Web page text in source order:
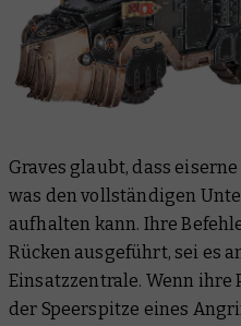
Graves glaubt, dass
was den vollständigen
aufhalten kann. Ihre
Rücken ausgeführt, sei es
Einsatzzentrale. Wenn
der Speerspitze eines